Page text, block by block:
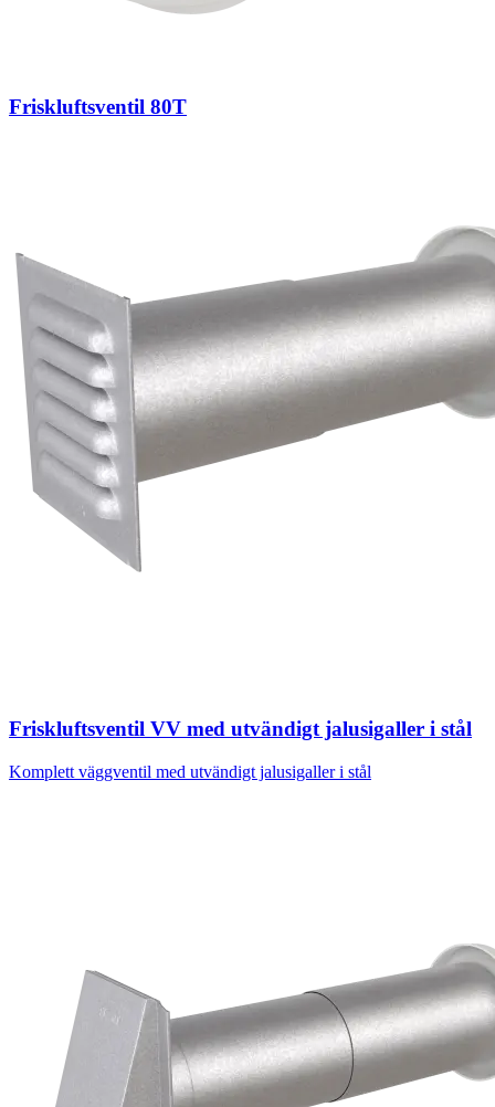
Friskluftsventil 80T
Friskluftsventil VV med utvändigt jalusigaller i stål
Komplett väggventil med utvändigt jalusigaller i stål